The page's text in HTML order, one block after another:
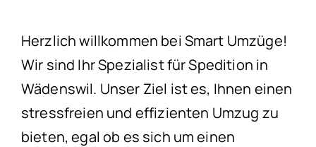
Herzlich willkommen bei Smart Umzüge!
Wir sind Ihr Spezialist für Spedition in
Wädenswil. Unser Ziel ist es, Ihnen einen
stressfreien und effizienten Umzug zu
bieten, egal ob es sich um einen